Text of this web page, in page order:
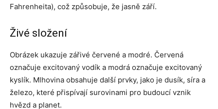
Fahrenheita), což způsobuje, že jasně září.
Živé složení
Obrázek ukazuje zářivé červené a modré. Červená
označuje excitovaný vodík a modrá označuje excitovaný
kyslík. Mlhovina obsahuje další prvky, jako je dusík, síra a
železo, které přispívají surovinami pro budoucí vznik
hvězd a planet.